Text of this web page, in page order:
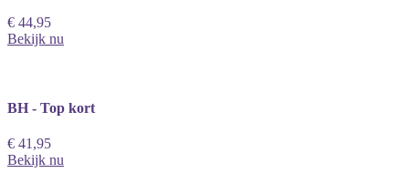
€ 44,95
Bekijk nu
BH - Top kort
€ 41,95
Bekijk nu